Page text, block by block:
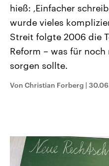
Landtagswahl Sachsen-Anhalt
2026
Alle Informationen
Sachsen-Anhalt wählt am 6.
September 2026 einen neuen
Landtag. Seit 2021 wird das
Bundesland von einer
Umfragen, Prognosen,
und Hintergründe zu den
und Kandidaten der
Sendungen Programm
hieß: ‚Einfacher
wurde vieles
Streit folgte 2006 die
Reform – was für
sorgen sollte.
Von Christian Forberg |